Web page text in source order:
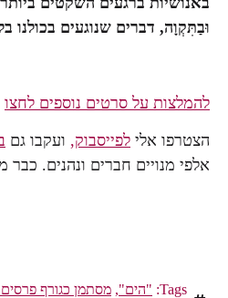
וּבַתִּקְוָה, דברים שנוגעים בכולנו
להמלצות על סרטים נוספים לחצו
הצטרפו אלי לפייסבוק, ועקבו גם
אלפי מנויים חברים ונהנים. כבר מעל 13
Tags: "הים", מסתמן כגורף